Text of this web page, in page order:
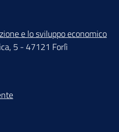
e lo sviluppo economico
5 - 47121 Forlì